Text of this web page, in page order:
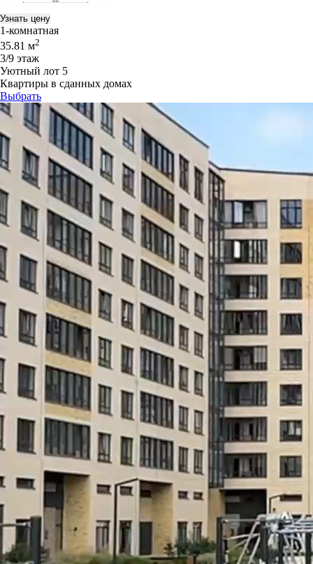
Узнать цену
1-комнатная
35.81 м2
3/9 этаж
Уютный лот 5
Квартиры в сданных домах
Выбрать